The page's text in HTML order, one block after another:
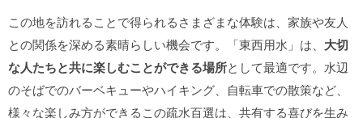
この地を訪れることで得られるさまざまな体験は、家族や友人
との関係を深める素晴らしい機会です。「東西用水」は、 大切
な人たちと共に楽しむことができる場所として最適です。水辺
のそばでのバーベキューやハイキング、自転車での散策など、
様々な楽しみ方ができるこの疏水百選は、共有する喜びを生み